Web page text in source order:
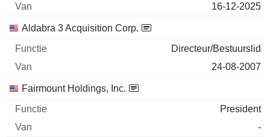
16-12-2025
Aldabra 3 Acquisition Corp.
Directeur/Bestuurslid
24-08-2007
Fairmount Holdings, Inc.
President
-